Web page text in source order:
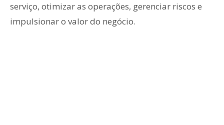
serviço, otimizar as operações, gerenciar riscos e
impulsionar o valor do negócio.